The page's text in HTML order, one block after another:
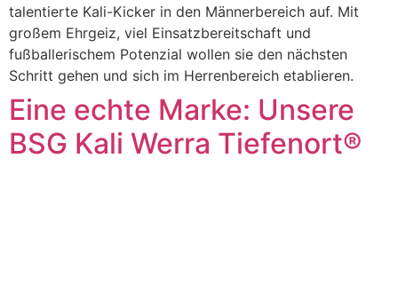
talentierte Kali-Kicker in den Männerbereich auf. Mit
großem Ehrgeiz, viel Einsatzbereitschaft und
fußballerischem Potenzial wollen sie den nächsten
Schritt gehen und sich im Herrenbereich etablieren.
Eine echte Marke: Unsere
BSG Kali Werra Tiefenort®